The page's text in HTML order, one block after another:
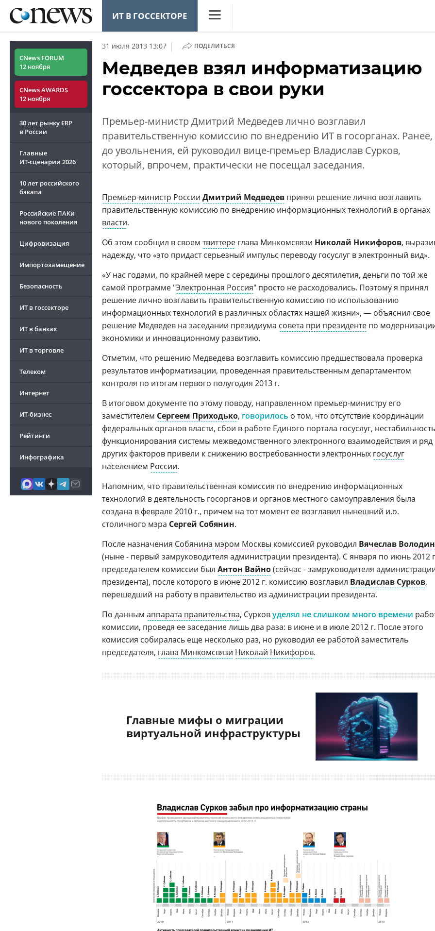
ИТ В ГОССЕКТОРЕ
Конференции
Маркет
CNews FORUM
12 ноября
CNews AWARDS
12 ноября
30 лет рынку ERP
в России
Главные
ИТ-сценарии 2026
10 лет российского
бэкапа
Российские ПАКи
нового поколения
Цифровизация
Импортозамещение
Безопасность
ИТ в госсекторе
ИТ в банках
ИТ в торговле
Телеком
Интернет
ИТ-бизнес
Рейтинги
Инфографика
31 июля 2013 13:07 | ПОДЕЛИТЬСЯ
Медведев взял информатизацию
госсектора в свои руки
Премьер-министр Дмитрий Медведев лично возглавил
правительственную комиссию по внедрению ИТ в госорганах. Ранее,
до увольнения, ей руководил вице-премьер Владислав Сурков,
который, впрочем, практически не посещал заседания.
Премьер-министр России Дмитрий Медведев принял решение лично возглавить
правительственную комиссию по внедрению информационных технологий в органах
власти.
Об этом сообщил в своем твиттере глава Минкомсвязи Николай Никифоров,
надежду, что «это придаст серьезный импульс переводу госуслуг в электронный вид».
«У нас годами, по крайней мере с середины прошлого десятилетия, деньги по той же
самой программе "Электронная Россия" просто не расходовались. Поэтому я принял
решение лично возглавить правительственную комиссию по использованию
информационных технологий в различных областях нашей жизни», — объяснил свое
решение Медведев на заседании президиума совета при президенте по
экономики и инновационному развитию.
Отметим, что решению Медведева возглавить комиссию предшествовала проверка
результатов информатизации, проведенная правительственным департаментом
контроля по итогам первого полугодия 2013 г.
В итоговом документе по этому поводу, направленном премьер-министру его
заместителем Сергеем Приходько, говорилось о том, что отсутствие координации
федеральных органов власти, сбои в работе Единого портала госуслуг, нестабильность
функционирования системы межведомственного электронного взаимодействия и ряд
других факторов привели к снижению востребованности электронных госуслуг
населением России.
Напомним, что правительственная комиссия по внедрению информационных
технологий в деятельность госорганов и органов местного самоуправления была
создана в феврале 2010 г., причем на тот момент ее возглавил нынешний и.о.
столичного мэра Сергей Собянин.
После назначения Собянина мэром Москвы комиссией руководил Вячеслав Володин
(ныне - первый замруководителя администрации президента). С января по июнь 2012
председателем комиссии был Антон Вайно(сейчас - замруководителя
президента), после которого в июне 2012 г. комиссию возглавил Владислав Сурков,
перешедший на работу в правительство из администрации президента.
По данным аппарата правительства, Сурковуделял не слишком много времени
комиссии, проведя ее заседание лишь два раза: в июне и в июле 2012 г. После этого
комиссия собиралась еще несколько раз, но руководил ее работой заместитель
председателя, глава Минкомсвязи Николай Никифоров.
Главные мифы о миграции
виртуальной инфраструктуры
ОБЗОР
Российские операционные системы
CNews баттл. Вечный спор ИБ vs ИТ:
как начать дружить на благо бизнеса
Цифровизация ритейла 2026